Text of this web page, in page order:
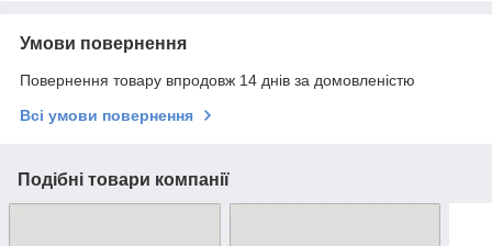
Умови повернення
Повернення товару впродовж 14 днів за домовленістю
Всі умови повернення
Подібні товари компанії